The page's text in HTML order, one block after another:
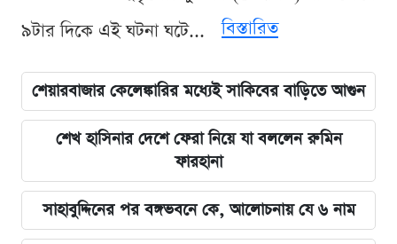
৯টার দিকে এই ঘটনা ঘটে...
বিস্তারিত
শেয়ারবাজার কেলেঙ্কারির মধ্যেই সাকিবের বাড়িতে আগুন
শেখ হাসিনার দেশে ফেরা নিয়ে যা বললেন রুমিন
ফারহানা
সাহাবুদ্দিনের পর বঙ্গভবনে কে, আলোচনায় যে ৬ নাম